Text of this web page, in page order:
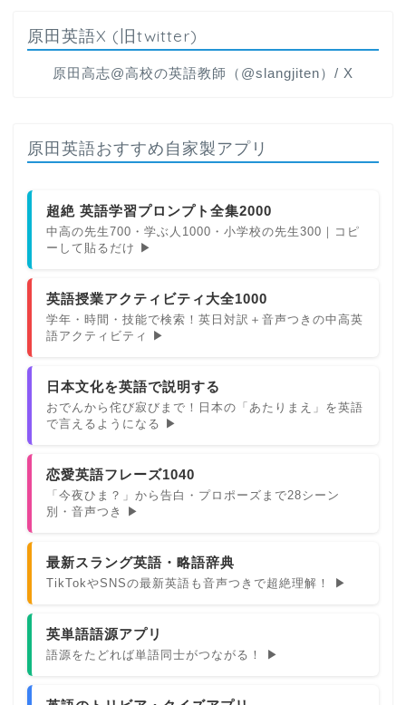
原田英語X (旧twitter)
原田高志@高校の英語教師（@slangjiten）/ X
原田英語おすすめ自家製アプリ
超絶 英語学習プロンプト全集2000
中高の先生700・学ぶ人1000・小学校の先生300｜コピ
ーして貼るだけ ▶
英語授業アクティビティ大全1000
学年・時間・技能で検索！英日対訳＋音声つきの中高英
語アクティビティ ▶
日本文化を英語で説明する
おでんから侘び寂びまで！日本の「あたりまえ」を英語
で言えるようになる ▶
恋愛英語フレーズ1040
「今夜ひま？」から告白・プロポーズまで28シーン
別・音声つき ▶
最新スラング英語・略語辞典
TikTokやSNSの最新英語も音声つきで超絶理解！ ▶
英単語語源アプリ
語源をたどれば単語同士がつながる！ ▶